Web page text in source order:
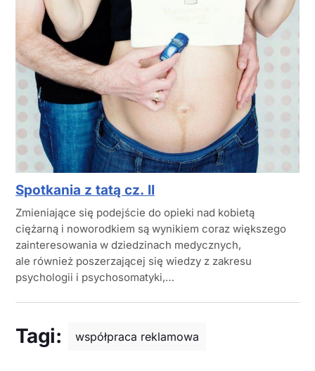
Spotkania z tatą cz. II
Zmieniające się podejście do opieki nad kobietą
ciężarną i noworodkiem są wynikiem coraz większego
zainteresowania w dziedzinach medycznych,
ale również poszerzającej się wiedzy z zakresu
psychologii i psychosomatyki,…
Tagi: współpraca reklamowa